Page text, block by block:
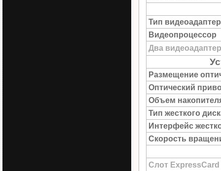
Тип
Видеопроцессор
Два
Размещение
Оптический
Объем
Тип жесткого
Интерфейс
Скорость
Слот ExpressCard